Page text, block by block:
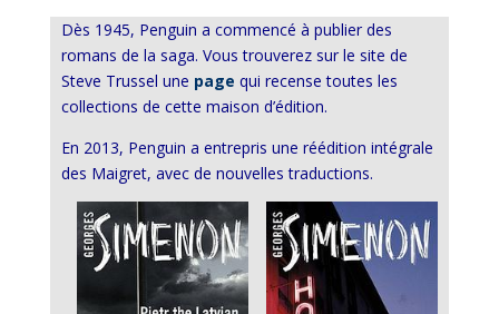
Dès 1945, Penguin a commencé à publier des
romans de la saga. Vous trouverez sur le site de
Steve Trussel une page qui recense toutes les
collections de cette maison d’édition.
En 2013, Penguin a entrepris une réédition intégrale
des Maigret, avec de nouvelles traductions.